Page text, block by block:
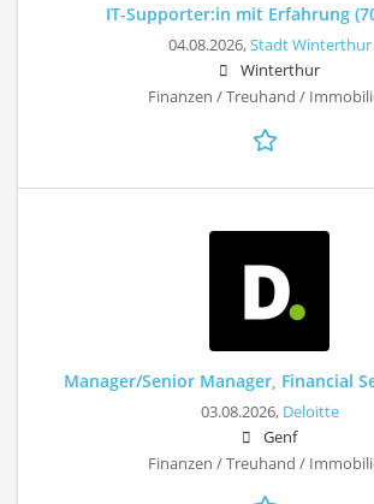
IT-Supporter:in mit Erfahrung
04.08.2026,Stadt Winterthur
Winterthur
Finanzen / Treuhand /
Manager/Senior Manager, Financial
03.08.2026, Deloitte
Genf
Finanzen / Treuhand /